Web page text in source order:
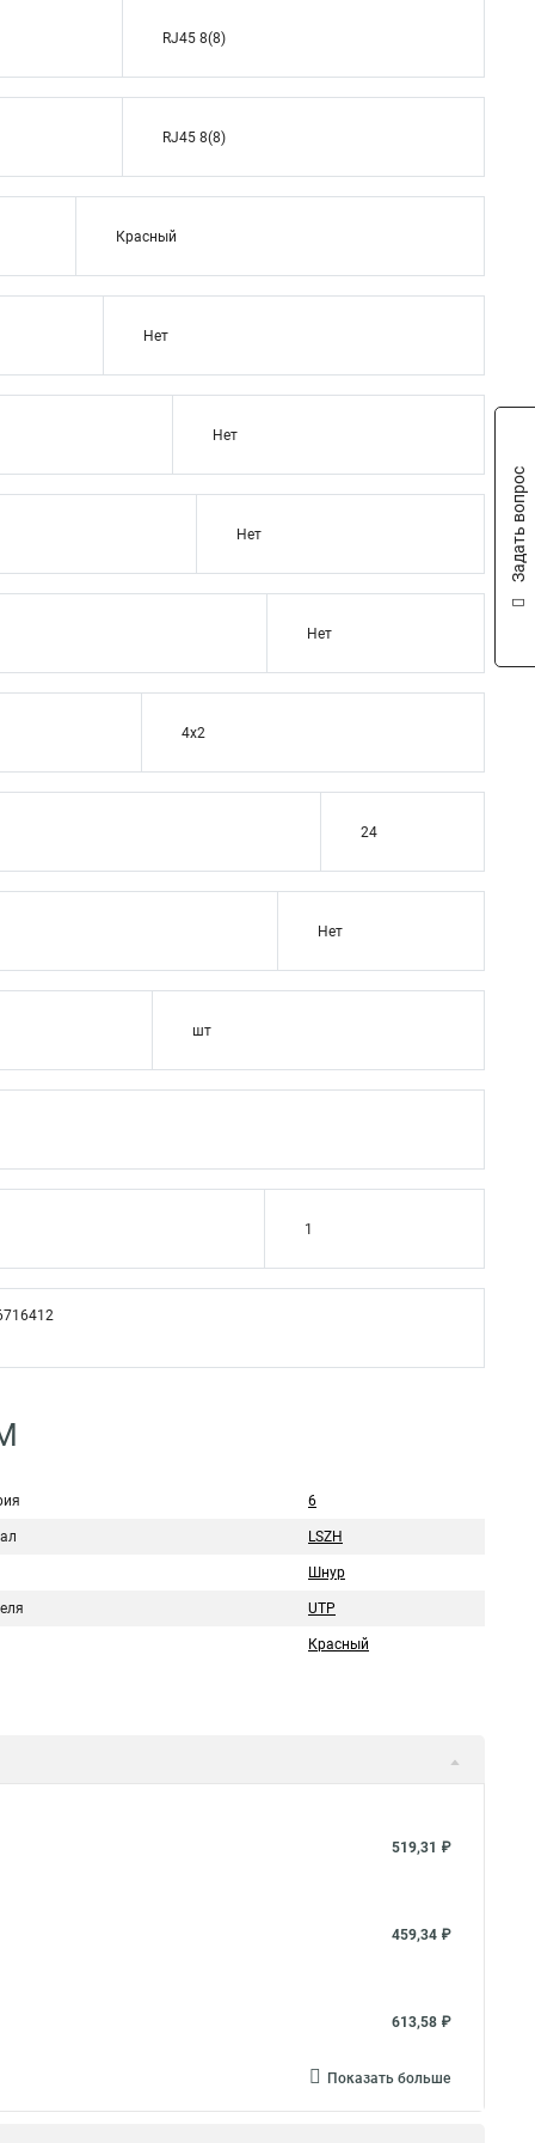
RJ45 8(8)
RJ45 8(8)
Красный
Нет
Нет
Нет
Нет
4x2
24
Нет
шт
1
6
LSZH
Шнур
UTP
Красный
519,31 ₽
459,34 ₽
613,58 ₽
Показать больше
Задать вопрос